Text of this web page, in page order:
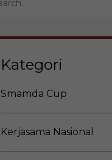
Kategori
Smamda Cup
Kerjasama Nasional